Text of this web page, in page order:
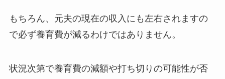
もちろん、元夫の現在の収入にも左右されますの
で必ず養育費が減るわけではありません。
状況次第で養育費の減額や打ち切りの可能性が否